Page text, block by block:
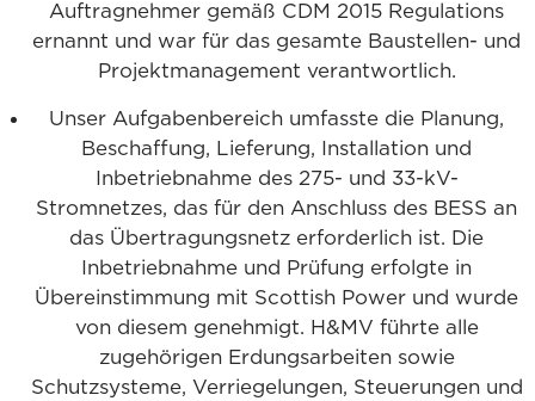
Auftragnehmer gemäß CDM 2015 Regulations
ernannt und war für das gesamte Baustellen- und
Projektmanagement verantwortlich.
Unser Aufgabenbereich umfasste die Planung,
Beschaffung, Lieferung, Installation und
Inbetriebnahme des 275- und 33-kV-
Stromnetzes, das für den Anschluss des BESS an
das Übertragungsnetz erforderlich ist. Die
Inbetriebnahme und Prüfung erfolgte in
Übereinstimmung mit Scottish Power und wurde
von diesem genehmigt. H&MV führte alle
zugehörigen Erdungsarbeiten sowie
Schutzsysteme, Verriegelungen, Steuerungen und